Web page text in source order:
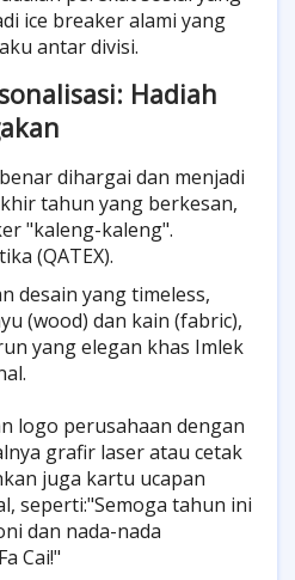
ice breaker alami yang
antar divisi.
Hadiah
dihargai dan menjadi
tahun yang berkesan,
"kaleng-kaleng".
(QATEX).
desain yang timeless,
(wood) dan kain (fabric),
yang elegan khas Imlek
logo perusahaan dengan
grafir laser atau cetak
juga kartu ucapan
seperti:"Semoga tahun ini
dan nada-nada
Cai!"